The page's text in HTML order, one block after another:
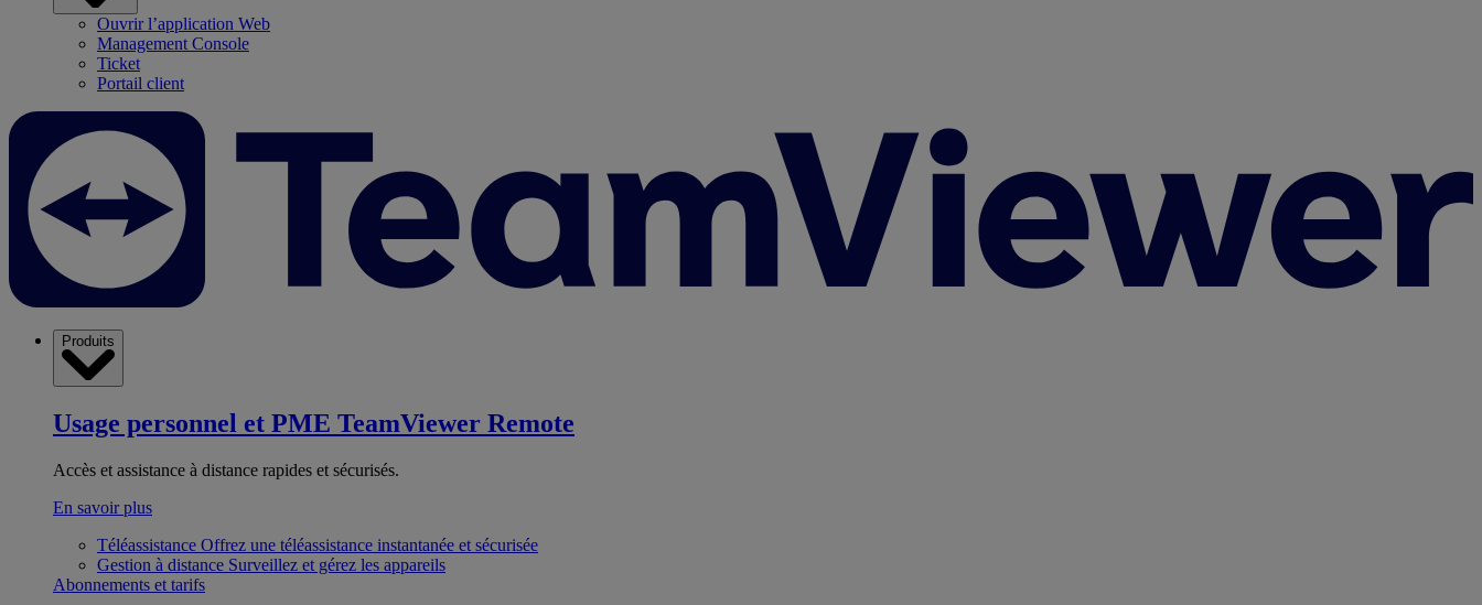
Ouvrir l’application Web
Management Console
Ticket
Portail client
Produits
Usage personnel et PME TeamViewer Remote
Accès et assistance à distance rapides et sécurisés.
En savoir plus
Téléassistance Offrez une téléassistance instantanée et sécurisée
Gestion à distance Surveillez et gérez les appareils
Abonnements et tarifs